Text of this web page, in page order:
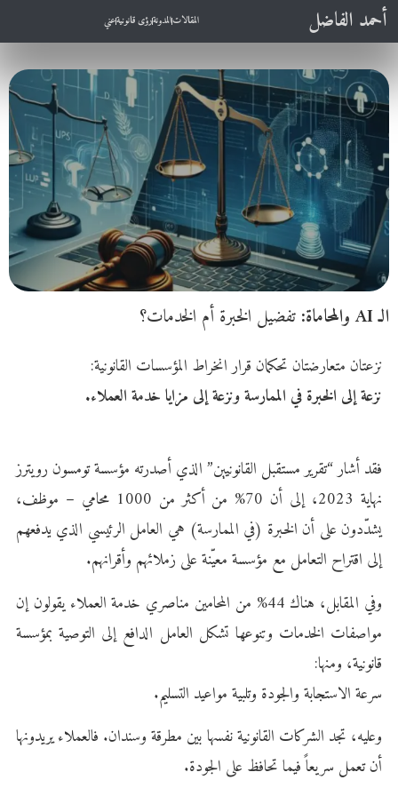
أحمد الفاضل المقالاتالمدونةرؤى قانونيةعني
الـ AI والمحاماة: تفضيل الخبرة أم الخدمات؟
نزعتان متعارضتان تحكمان قرار انخراط المؤسسات القانونية:
نزعة إلى الخبرة في الممارسة ونزعة إلى مزايا خدمة العملاء.
فقد أشار “تقرير مستقبل القانونيين” الذي أصدرته مؤسسة تومسون رويترز
نهاية 2023، إلى أن 70% من أكثر من 1000
محامي – موظف،
يشدّدون على أن الخبرة (في الممارسة) هي العامل الرئيسي الذي يدفعهم
إلى اقتراح التعامل مع مؤسسة معيّنة على زملائهم وأقرانهم.
وفي المقابل، هناك 44% من المحامين مناصري خدمة العملاء يقولون إن
مواصفات الخدمات وتنوعها تشكل العامل الدافع إلى التوصية بمؤسسة
قانونية، ومنها:
سرعة الاستجابة والجودة وتلبية مواعيد التسليم.
وعليه، تجد الشركات القانونيةنفسها بين مطرقة وسندان. فالعملاء يريدونها
أن تعمل سريعاً فيما تحافظ على الجودة.